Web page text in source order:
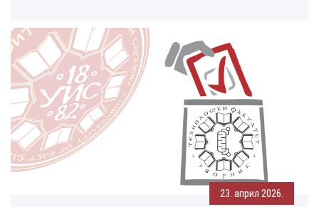
23. април 2026.